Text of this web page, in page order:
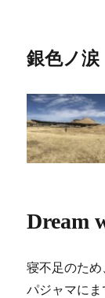
銀色ノ涙
Dream
寝不足のため
パジャマに